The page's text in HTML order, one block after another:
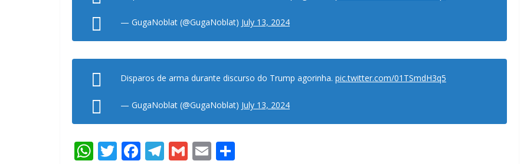
— GugaNoblat (@GugaNoblat) July 13, 2024
Disparos de arma durante discurso do Trump agorinha. pic.twitter.com/01TSmdH3q5
— GugaNoblat (@GugaNoblat) July 13, 2024
W T F T G E